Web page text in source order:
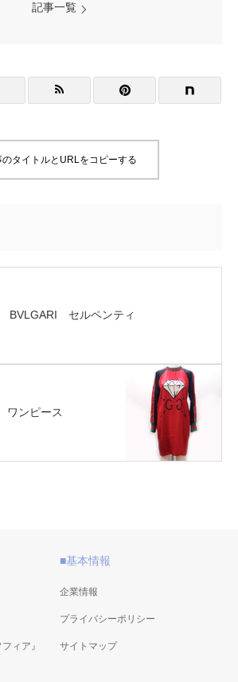
記事一覧
のタイトルとURLをコピーする
BVLGARI セルペンティ
ンピース
ィア』
■基本情報
企業情報
プライバシーポリシー
サイトマップ